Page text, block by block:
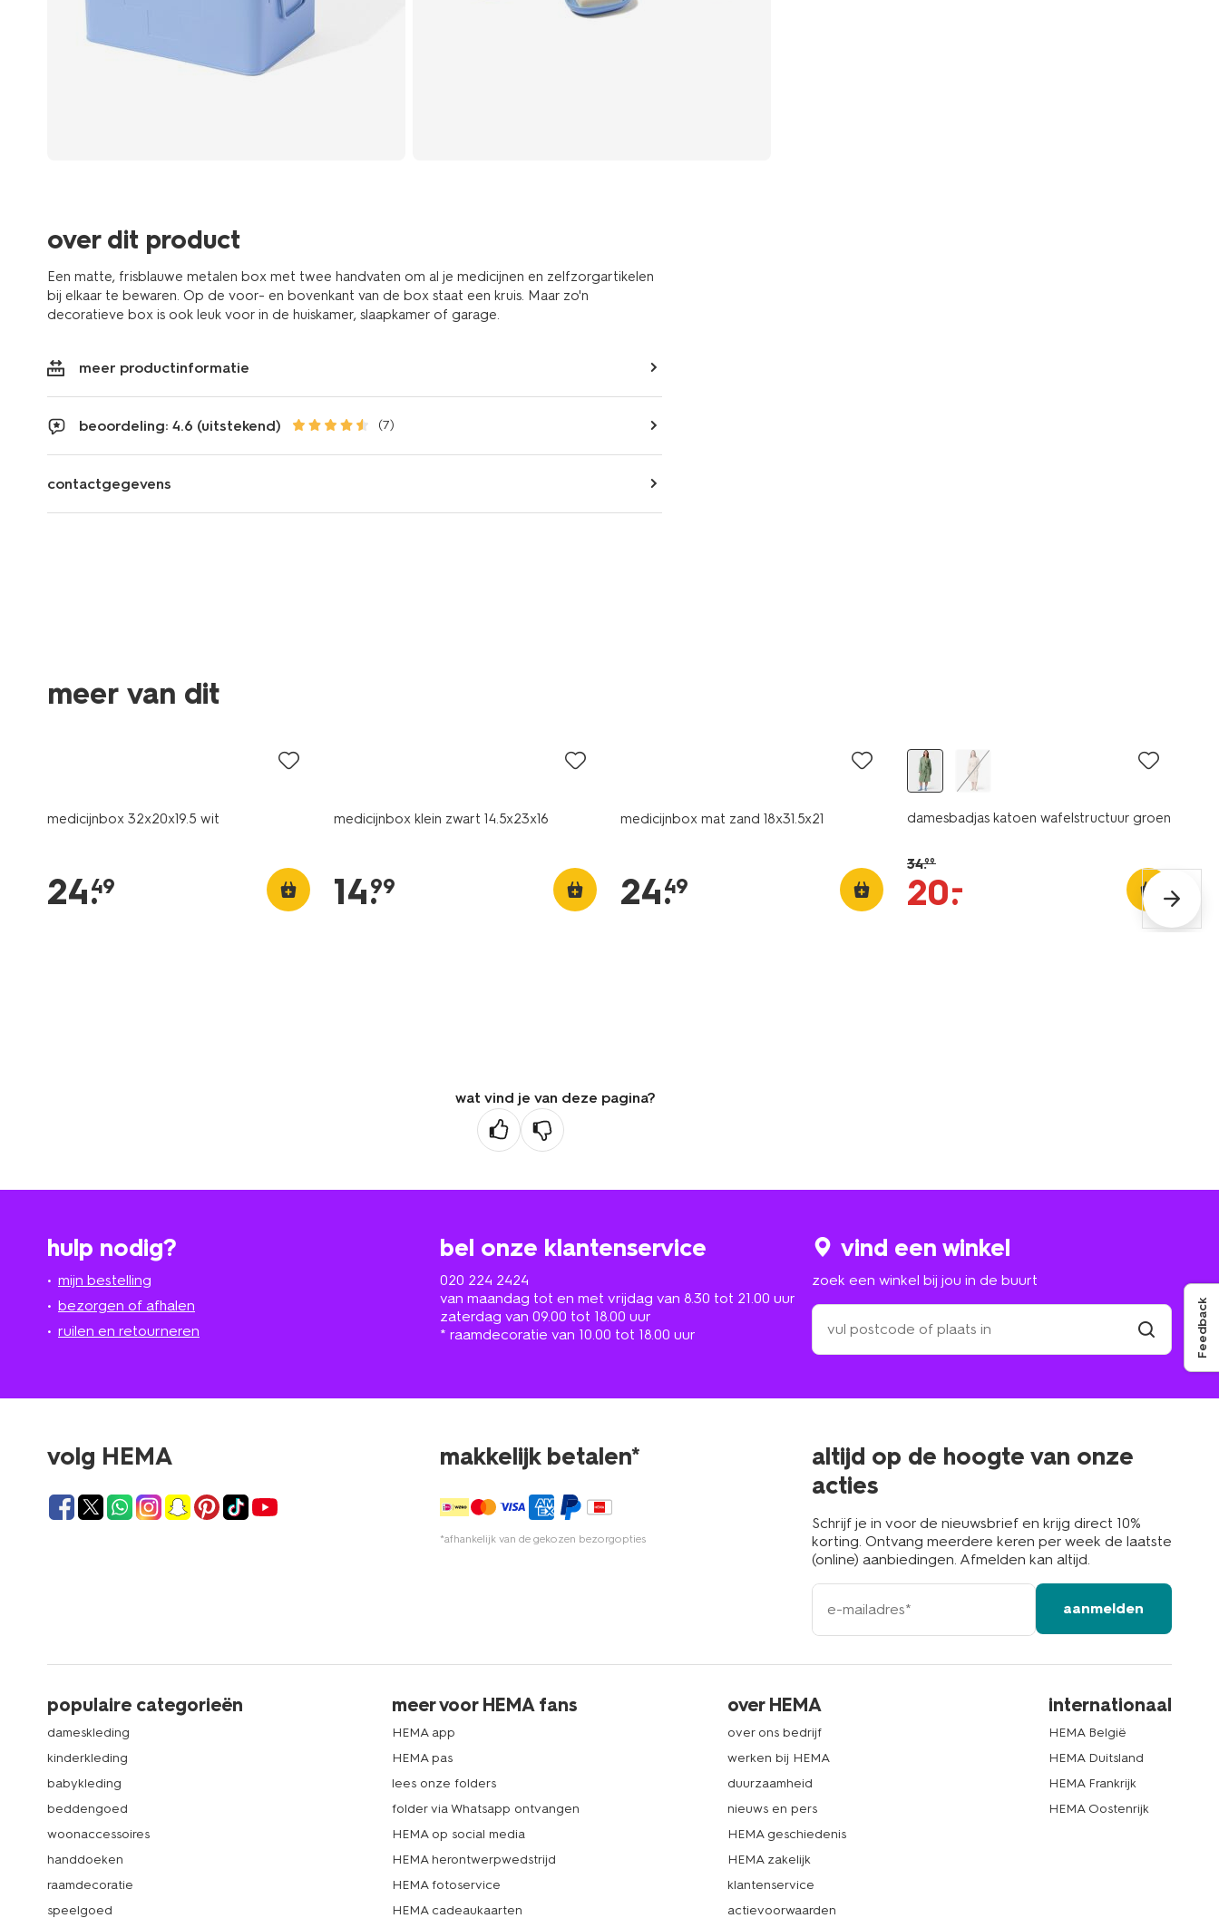
over dit product
Een matte, frisblauwe metalen box met twee handvaten om al je medicijnen en zelfzorgartikelen
bij elkaar te bewaren. Op de voor- en bovenkant van de box staat een kruis. Maar zo'n
decoratieve box is ook leuk voor in de huiskamer, slaapkamer of garage.
meer productinformatie
beoordeling: 4.6 (uitstekend) (7)
contactgegevens
meer van dit
medicijnbox 32x20x19.5 wit
24.
49
medicijnbox klein zwart 14.5x23x16
14.
99
medicijnbox mat zand 18x31.5x21
24.
49
damesbadjas katoen wafelstructuur groen
34.99
20.
–
wat vind je van deze pagina?
hulp nodig?
mijn bestelling
bezorgen of afhalen
ruilen en retourneren
bel onze klantenservice
020 224 2424
van maandag tot en met vrijdag van 8.30 tot 21.00 uur
zaterdag van 09.00 tot 18.00 uur
* raamdecoratie van 10.00 tot 18.00 uur
vind een winkel
zoek een winkel bij jou in de buurt
zoek
een
winkel
in
volg HEMA makkelijk betalen*
*afhankelijk van de gekozen bezorgopties
altijd op de hoogte van onze
acties
Schrijf je in voor de nieuwsbrief en krijg direct 10%
korting. Ontvang meerdere keren per week de laatste
(online) aanbiedingen. Afmelden kan altijd.
e-
mailadres
aanmelden
populaire categorieën
dameskleding
kinderkleding
babykleding
beddengoed
woonaccessoires
handdoeken
raamdecoratie
speelgoed
meer voor HEMA fans
HEMA app
HEMA pas
lees onze folders
folder via Whatsapp ontvangen
HEMA op social media
HEMA herontwerpwedstrijd
HEMA fotoservice
HEMA cadeaukaarten
over HEMA
over ons bedrijf
werken bij HEMA
duurzaamheid
nieuws en pers
HEMA geschiedenis
HEMA zakelijk
klantenservice
actievoorwaarden
internationaal
HEMA België
HEMA Duitsland
HEMA Frankrijk
HEMA Oostenrijk
Feedback